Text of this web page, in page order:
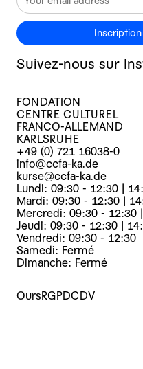
Inscription
Suivez-nous sur
FONDATION
CENTRE CULTUREL
FRANCO-ALLEMAND
KARLSRUHE
+49 (0) 721 16038-0
info@ccfa-ka.de
kurse@ccfa-ka.de
Lundi: 09:30 - 12:30 |
Mardi: 09:30 - 12:30 |
Mercredi: 09:30 - 12:30
Jeudi: 09:30 - 12:30 |
Vendredi: 09:30 - 12:30
Samedi: Fermé
Dimanche: Fermé
OursRGPDCDV